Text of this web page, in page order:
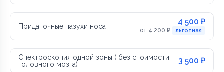
Придаточные пазухи носа 4 500 ₽
от 4 200 ₽ льготная
Спектроскопия одной зоны ( без стоимости
головного мозга)
3 500 ₽